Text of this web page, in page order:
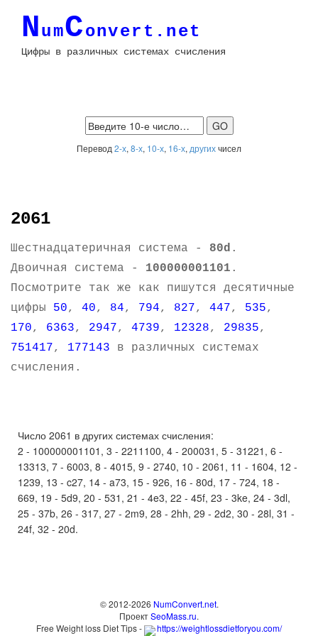
NumConvert.net
Цифры в различных системах счисления
Перевод 2-х, 8-х, 10-х, 16-х, другихчисел
2061
Шестнадцатеричная система - 80d .
Двоичная система - 100000001101 .
Посмотрите так же как пишутся десятичные
цифры 50, 40, 84, 794, 827, 447, 535,
170, 6363, 2947, 4739, 12328, 29835,
751417, 177143 в различных системах
счисления.
Число 2061 в других системах счисления:
2 - 100000001101, 3 - 2211100, 4 - 200031, 5 - 31221, 6 -
13313, 7 - 6003, 8 - 4015, 9 - 2740, 10 - 2061, 11 - 1604, 12 -
1239, 13 - c27, 14 - a73, 15 - 926, 16 - 80d, 17 - 724, 18 -
669, 19 - 5d9, 20 - 531, 21 - 4e3, 22 - 45f, 23 - 3ke, 24 - 3dl,
25 - 37b, 26 - 317, 27 - 2m9, 28 - 2hh, 29 - 2d2, 30 - 28l, 31 -
24f, 32 - 20d.
© 2012-2026 NumConvert.net.
ПроектSeoMass.ru.
Free Weight loss Diet Tips -
https://weightlossdietforyou.com/